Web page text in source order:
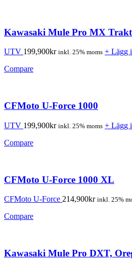
Kawasaki Mule Pro MX
UTV 199,900kr inkl. 25% moms + Lägg
Compare
CFMoto U-Force 1000
UTV 199,900kr inkl. 25% moms + Lägg
Compare
CFMoto U-Force 1000 XL
CFMoto U-Force 214,900kr inkl. 25%
Compare
Kawasaki Mule Pro DXT,